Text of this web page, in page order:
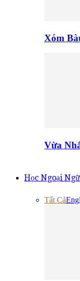
Xóm
Vừa
Học Ngoại Ngữ
Tất Cả